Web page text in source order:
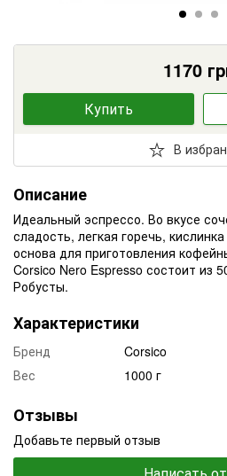
1170
Купить
В
Описание
Идеальный эспрессо. Во вкусе
сладость, легкая горечь,
основа для приготовления
Corsico Nero Espresso состоит из
Робусты.
Характеристики
Бренд
Corsico
Вес
1000 г
Отзывы
Добавьте первый отзыв